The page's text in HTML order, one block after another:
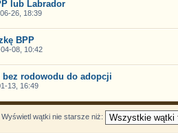
lub Labrador
26, 18:39
BPP
08, 10:42
bez rodowodu do adopcji
13, 16:49
Wyświetl wątki nie starsze niż: